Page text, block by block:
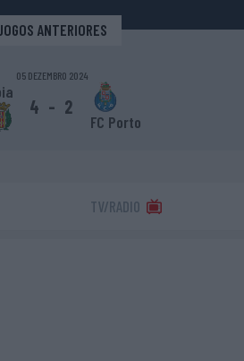
ANTERIORES
05 DEZEMBRO 2024
4 - 2
FC Porto
TV/RADIO